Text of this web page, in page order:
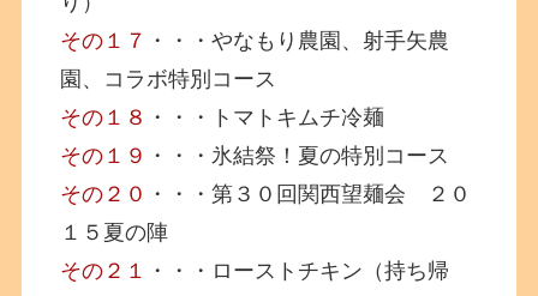
その１７ ・・・やなもり農園、射手矢農
園、コラボ特別コース
その１８ ・・・トマトキムチ冷麺
その１９ ・・・氷結祭！夏の特別コース
その２０ ・・・第３０回関西望麺会 ２０
１５夏の陣
その２１ ・・・ローストチキン（持ち帰